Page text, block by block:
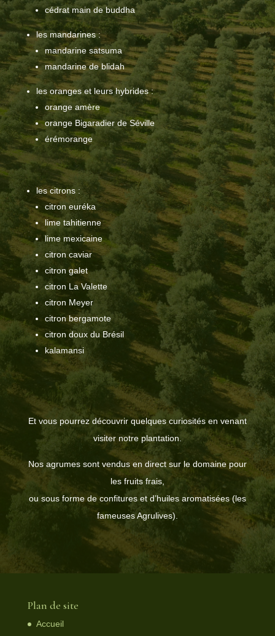
cédrat main de buddha
les mandarines :
mandarine satsuma
mandarine de blidah
les oranges et leurs hybrides :
orange amère
orange Bigaradier de Séville
érémorange
les citrons :
citron euréka
lime tahitienne
lime mexicaine
citron caviar
citron galet
citron La Valette
citron Meyer
citron bergamote
citron doux du Brésil
kalamansi
Et vous pourrez découvrir quelques curiosités en venant
visiter notre plantation.
Nos agrumes sont vendus en direct sur le domaine pour
les fruits frais,
ou sous forme de confitures et d’huiles aromatisées (les
fameuses Agrulives).
Plan de site
Accueil